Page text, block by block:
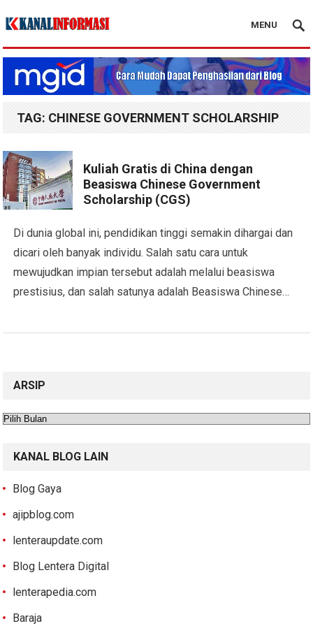
Blog Kanal Info
MENU
TAG: CHINESE GOVERNMENT SCHOLARSHIP
Kuliah Gratis di China dengan
Beasiswa Chinese Government
Scholarship (CGS)
Di dunia global ini, pendidikan tinggi semakin dihargai dan
dicari oleh banyak individu. Salah satu cara untuk
mewujudkan impian tersebut adalah melalui beasiswa
prestisius, dan salah satunya adalah Beasiswa Chinese…
ARSIP
Arsip
KANAL BLOG LAIN
Blog Gaya
ajipblog.com
lenteraupdate.com
Blog Lentera Digital
lenterapedia.com
Baraja